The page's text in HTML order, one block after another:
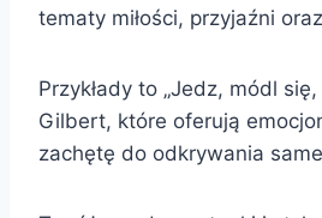
tematy miłości, przyjaźni
Przykłady to „Jedz, módl
Gilbert, które oferują
zachętę do odkrywania